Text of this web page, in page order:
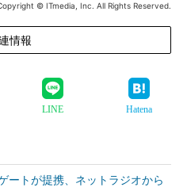
© ITmedia, Inc. All Rights Reserved.
情報
LINE Hatena
ートが提携、ネットラジオから